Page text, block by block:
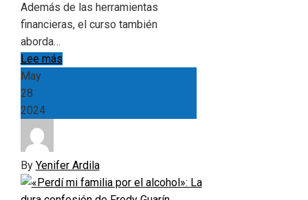
Además de las herramientas
financieras, el curso también
aborda…
Lee más
May
28
2024
By Yenifer Ardila